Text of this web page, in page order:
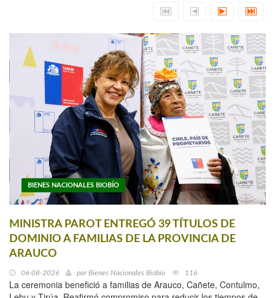
BIENES NACIONALES BIOBÍO
MINISTRA PAROT ENTREGÓ 39 TÍTULOS DE
DOMINIO A FAMILIAS DE LA PROVINCIA DE
ARAUCO
06-08-2026 por Bienes Nacionales Biobío 116
La ceremonia benefició a familias de Arauco, Cañete, Contulmo,